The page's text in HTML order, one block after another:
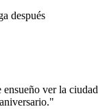
después
ver la ciudad